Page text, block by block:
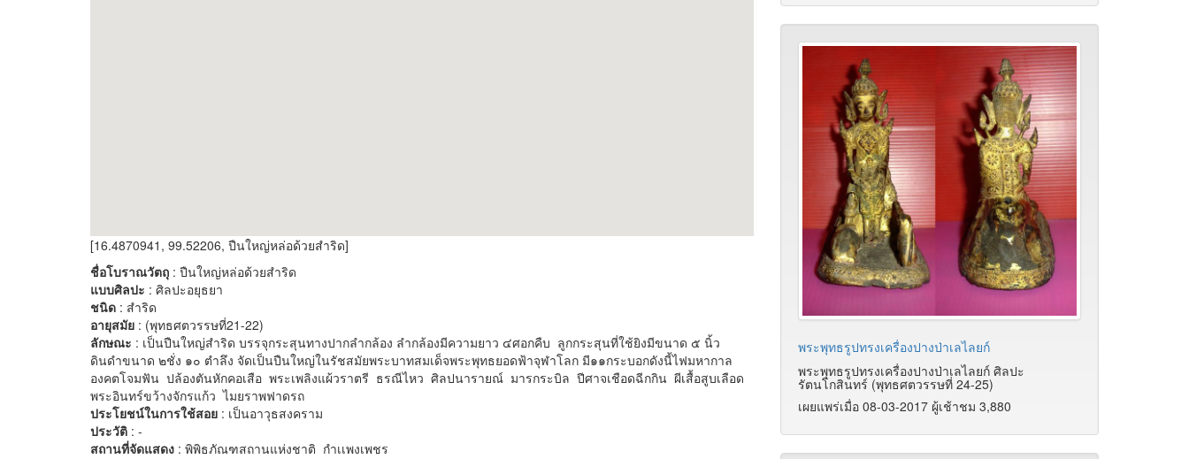
[16.4870941, 99.52206, ปืนใหญ่หล่อด้วยสำริด]
ชื่อโบราณวัตถุ : ปืนใหญ่หล่อด้วยสำริด
แบบศิลปะ : ศิลปะอยุธยา
ชนิด : สำริด
อายุสมัย : (พุทธศตวรรษที่21-22)
ลักษณะ : เป็นปืนใหญ่สำริด บรรจุกระสุนทางปากลำกล้อง ลำกล้องมีความยาว ๔ศอกคืบ ลูกกระสุนที่ใช้ยิงมีขนาด ๕ นิ้ว
ดินดำขนาด ๒ชั่ง ๑๐ ตำลึง จัดเป็นปืนใหญ่ในรัชสมัยพระบาทสมเด็จพระพุทธยอดฟ้าจุฬาโลก มี๑๑กระบอกดังนี้ไฟมหากาล
องคตโจมฟัน ปล้องตันหักคอเสือ พระเพลิงแผ้วราตรี ธรณีไหว ศิลปนารายณ์ มารกระบิล ปีศาจเชือดฉีกกิน ผีเสื้อสูบเลือด
พระอินทร์ขว้างจักรแก้ว ไมยราพฟาดรถ
ประโยชน์ในการใช้สอย : เป็นอาวุธสงคราม
ประวัติ : -
สถานที่จัดแสดง : พิพิธภัณฑสถานแห่งชาติ กำเเพงเพชร
พระพุทธรูปทรงเครื่องปางป่าเลไลยก์
พระพุทธรูปทรงเครื่องปางป่าเลไลยก์ ศิลปะ
รัตนโกสินทร์ (พุทธศตวรรษที่ 24-25)
เผยแพร่เมื่อ 08-03-2017 ผู้เช้าชม 3,880